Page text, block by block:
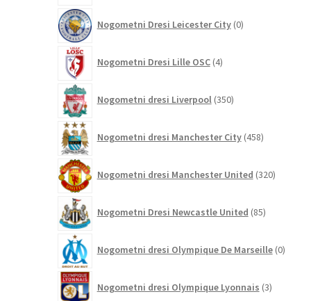
Nogometni Dresi Leicester City 0izdelkov
Nogometni Dresi Lille OSC 4izdelki
Nogometni dresi Liverpool 350izdelkov
Nogometni dresi Manchester City 458izdelkov
Nogometni dresi Manchester United 320izdelkov
Nogometni Dresi Newcastle United 85izdelkov
Nogometni dresi Olympique De Marseille 0
Nogometni dresi Olympique Lyonnais 3izdelki